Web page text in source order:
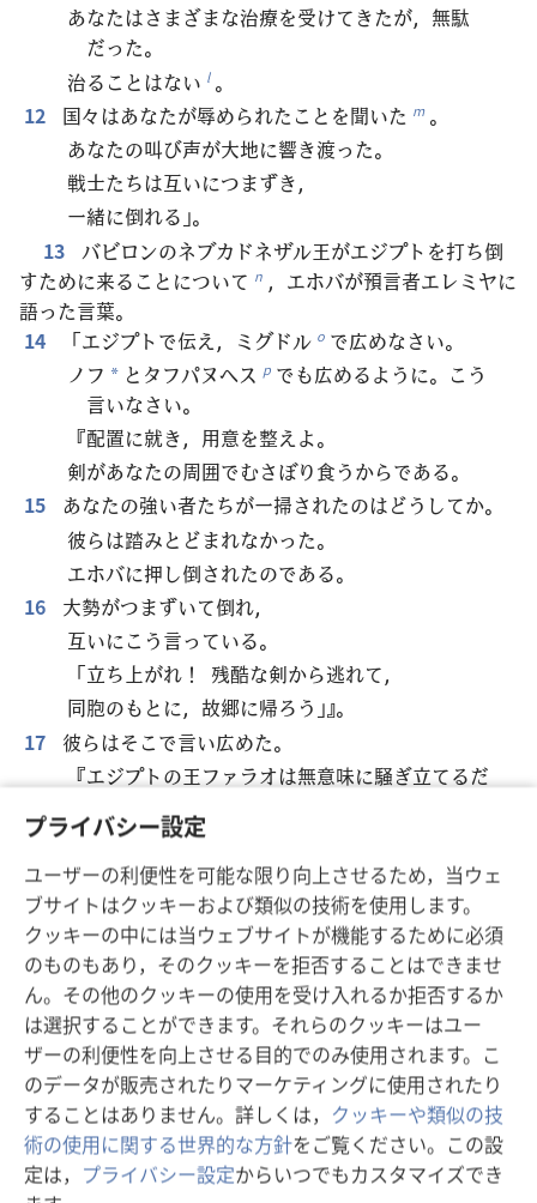
プライバシー設定
ユーザーの利便性を可能な限り向上させるため，当ウェ
ブサイトはクッキーおよび類似の技術を使用します。
クッキーの中には当ウェブサイトが機能するために必須
のものもあり，そのクッキーを拒否することはできませ
ん。その他のクッキーの使用を受け入れるか拒否するか
は選択することができます。それらのクッキーはユー
ザーの利便性を向上させる目的でのみ使用されます。こ
のデータが販売されたりマーケティングに使用されたり
することはありません。詳しくは， クッキーや類似の技
術の使用に関する世界的な方針をご覧ください。この設
定は， プライバシー設定からいつでもカスタマイズでき
あなたはさまざまな治療を受けてきたが，無駄
だった。
治ることはない l 。
12
国々はあなたが辱められたことを聞いた m 。
あなたの叫び声が大地に響き渡った。
戦士たちは互いにつまずき，
一緒に倒れる」。
13
バビロンのネブカドネザル王がエジプトを打ち倒
すために来ることについて n ，エホバが預言者エレミヤに
語った言葉。
14
「エジプトで伝え，ミグドル o で広めなさい。
ノフ * とタフパヌヘス p でも広めるように。こう
言いなさい。
『配置に就き，用意を整えよ。
剣があなたの周囲でむさぼり食うからである。
15
あなたの強い者たちが一掃されたのはどうしてか。
彼らは踏みとどまれなかった。
エホバに押し倒されたのである。
16
大勢がつまずいて倒れ，
互いにこう言っている。
「立ち上がれ！ 残酷な剣から逃れて，
同胞のもとに，故郷に帰ろう」』。
17
彼らはそこで言い広めた。
『エジプトの王ファラオは無意味に騒ぎ立てるだ
好機 *を逃した』と
18大軍を率いるエホバという名の王が宣言する。
『私は，生きている私自身に懸けて誓う。
彼*は山々の中のタボル r
のように，
海辺のカルメル s のようにやって来る。
19
エジプトに住む人々 *よ，
捕囚の身となるために荷物をまとめよ。
ノフ*は恐怖の光景となり，
火を放たれて*誰も住まなくなる
。
20エジプトは美しい若い雌牛のようだ。
北からアブが飛んできて彼女を襲う。